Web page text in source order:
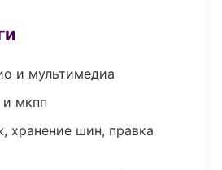
и мультимедиа
и мкпп
хранение шин, правка